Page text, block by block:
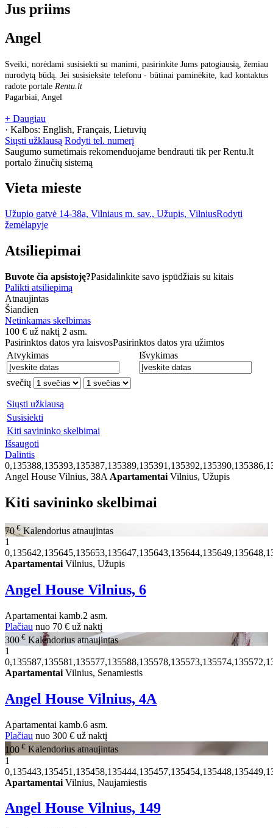
Jus priims
Angel
Sveiki, norėdami susisiekti su manimi, pasirinkite Jums patogiausią, žemiau
nurodytą būdą. Jei susisieksite telefonu - būtinai paminėkite, kad kontaktus
radote portale Rentu.lt
Pagarbiai, Angel
+ Daugiau
· Kalbos: English, Français, Lietuvių
Siųsti užklausą Rodyti tel. numerį
Saugumo sumetimais rekomenduojame bendrauti tik per Rentu.lt
portalo žinučių sistemą
Vieta mieste
Užupio gatvė 14-38a, Vilniaus m. sav., Užupis, VilniusRodyti
žemėlapyje
Atsiliepimai
Buvote čia apsistoję?Pasidalinkite savo įspūdžiais su kitais
Palikti atsiliepimą
Atnaujintas
Šiandien
Netinkamas skelbimas
100 € už naktį 2 asm.
Pasirinktos datos yra laisvosPasirinktos datos yra užimtos
Atvykimas
Išvykimas
svečių
Siųsti užklausą
Susisiekti
Kiti savininko skelbimai
Išsaugoti
Dalintis
Angel House Vilnius, 38A Apartamentai Vilnius, Užupis
Kiti savininko skelbimai
70 € Kalendorius atnaujintas
1
Apartamentai Vilnius, Užupis
Angel House Vilnius, 6
Apartamentai kamb.2 asm.
Plačiau nuo 70 € už naktį
300 € Kalendorius atnaujintas
1
ApartamentaiVilnius, Senamiestis
Angel House Vilnius, 4A
Apartamentai kamb.6 asm.
Plačiau nuo 300 € už naktį
100 € Kalendorius atnaujintas
1
Apartamentai Vilnius, Naujamiestis
Angel House Vilnius, 149